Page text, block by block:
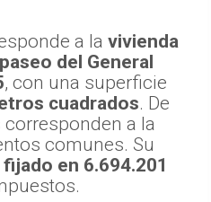
a la vivienda
del General
, con una superficie
cuadrados. De
a la
comunes. Su
en 6.694.201